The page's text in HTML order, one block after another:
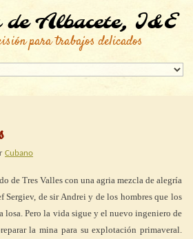
de Albacete, I&E
para trabajos delicados
Cubano
de Tres Valles con una agria mezcla de alegría
Sergiev, de sir Andrei y de los hombres que los
losa. Pero la vida sigue y el nuevo ingeniero de
la mina para su explotación primaveral.